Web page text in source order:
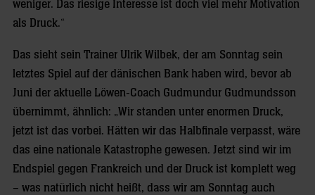
weniger. Das riesige Interesse ist doch viel mehr Motivation
als Druck.“
Das sieht sein Trainer Ulrik Wilbek, der am Sonntag sein
letztes Spiel auf der dänischen Bank haben wird, bevor ab
Juni der aktuelle Löwen-Coach Gudmundur Gudmundsson
übernimmt, ähnlich: „Wir standen unter enormen Druck,
jetzt ist das vorbei. Hätten wir das Halbfinale verpasst, wäre
das eine nationale Katastrophe gewesen. Jetzt sind wir im
Endspiel gegen Frankreich und der Druck ist komplett weg
– was natürlich nicht heißt, dass wir am Sonntag auch